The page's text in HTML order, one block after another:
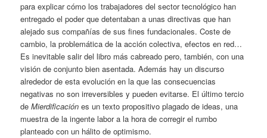
para explicar cómo los trabajadores del sector tecnológico han
entregado el poder que detentaban a unas directivas que han
alejado sus compañías de sus fines fundacionales. Coste de
cambio, la problemática de la acción colectiva, efectos en red…
Es inevitable salir del libro más cabreado pero, también, con una
visión de conjunto bien asentada. Además hay un discurso
alrededor de esta evolución en la que las consecuencias
negativas no son irreversibles y pueden evitarse. El último tercio
deMierdificación es un texto propositivo plagado de ideas, una
muestra de la ingente labor a la hora de corregir el rumbo
planteado con un hálito de optimismo.